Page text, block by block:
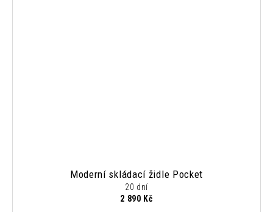
Moderní skládací židle Pocket
20 dní
2 890 Kč